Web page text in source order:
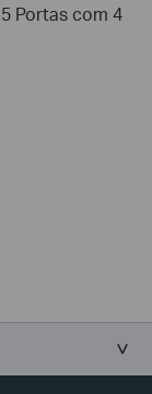
Portas com 4